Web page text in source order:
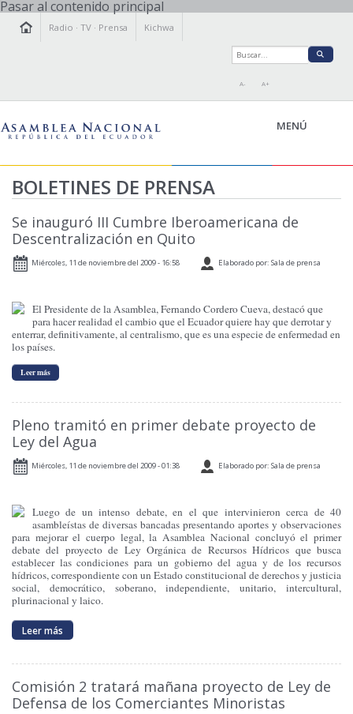
Pasar al contenido principal
Radio ·TV · Prensa Kichwa
A- A+
MENÚ
LEGISLAMOS
FISCALIZAMOS
TRANSPARENCIA
PARTICIPACIÓN
RELACIONES INTERNACIONALES
AGENDA
BOLETINES DE PRENSA
Se inauguró III Cumbre Iberoamericana de
Descentralización en Quito
Miércoles, 11 de noviembre del 2009 - 16:58 Elaborado por: Sala de prensa
El Presidente de la Asamblea, Fernando Cordero Cueva, destacó que
para hacer realidad el cambio que el Ecuador quiere hay que derrotar y
enterrar, definitivamente, al centralismo, que es una especie de enfermedad en
los países.
Leer más
Pleno tramitó en primer debate proyecto de
Ley del Agua
Miércoles, 11 de noviembre del 2009 - 01:38 Elaborado por: Sala de prensa
Luego de un intenso debate, en el que intervinieron cerca de 40
asambleístas de diversas bancadas presentando aportes y observaciones
para mejorar el cuerpo legal, la Asamblea Nacional concluyó el primer
debate del proyecto de Ley Orgánica de Recursos Hídricos que busca
establecer las condiciones para un gobierno del agua y de los recursos
hídricos, correspondiente con un Estado constitucional de derechos y justicia
social, democrático, soberano, independiente, unitario, intercultural,
plurinacional y laico.
Leer más
Comisión 2 tratará mañana proyecto de Ley de
Defensa de los Comerciantes Minoristas